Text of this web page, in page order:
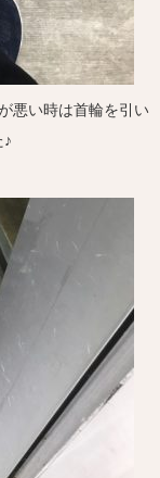
悪い時は首輪を引い
♪